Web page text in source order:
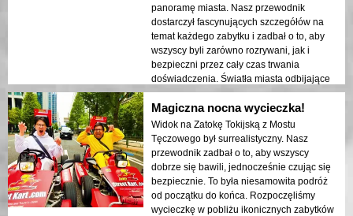
panoramę miasta. Nasz przewodnik
dostarczył fascynujących szczegółów na
temat każdego zabytku i zadbał o to, aby
wszyscy byli zarówno rozrywani, jak i
bezpieczni przez cały czas trwania
doświadczenia. Światła miasta odbijające
się w zatoce stworzyły senna atmosferę,
która pozostawiła trwałe wrażenie. Ta
wycieczka jest idealna dla osób
odwiedzających po raz pierwszy, które
pragną połączyć przygodę z zwiedzaniem.
Kontrast między nowoczesnymi strukturami
Tokio a historycznymi obszarami był
pięknie ukazany w nocnych światłach.
Gorąco polecam tę wycieczkę każdemu!
Magiczna nocna wycieczka!
Widok na Zatokę Tokijską z Mostu
Tęczowego był surrealistyczny. Nasz
przewodnik zadbał o to, aby wszyscy
dobrze się bawili, jednocześnie czując się
bezpiecznie. To była niesamowita podróż
od początku do końca. Rozpoczęliśmy
wycieczkę w pobliżu ikonicznych zabytków